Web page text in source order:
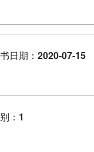
日期：2020-07-15
： 1